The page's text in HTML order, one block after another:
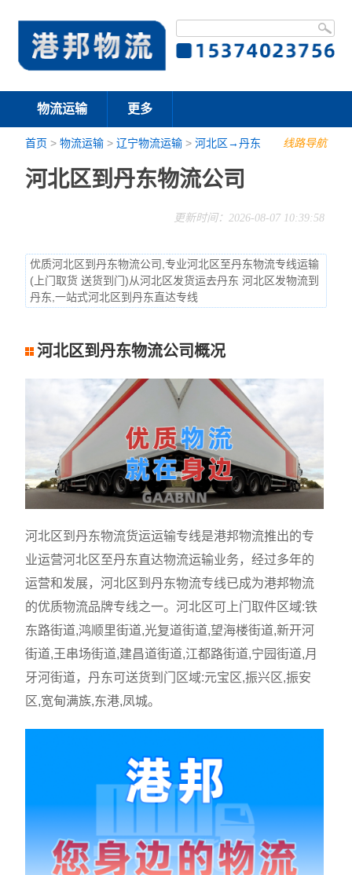
物流运输 更多
线路导航
首页 >物流运输 >辽宁物流运输 >河北区→丹东
河北区到丹东物流公司
更新时间：2026-08-07 10:39:58
优质河北区到丹东物流公司,专业河北区至丹东物流专线运输
(上门取货 送货到门)从河北区发货运去丹东 河北区发物流到
丹东,一站式河北区到丹东直达专线
河北区到丹东物流公司概况
河北区到丹东物流货运运输专线是港邦物流推出的专
业运营河北区至丹东直达物流运输业务，经过多年的
运营和发展，河北区到丹东物流专线已成为港邦物流
的优质物流品牌专线之一。河北区可上门取件区域:铁
东路街道,鸿顺里街道,光复道街道,望海楼街道,新开河
街道,王串场街道,建昌道街道,江都路街道,宁园街道,月
牙河街道，丹东可送货到门区域:元宝区,振兴区,振安
区,宽甸满族,东港,凤城。